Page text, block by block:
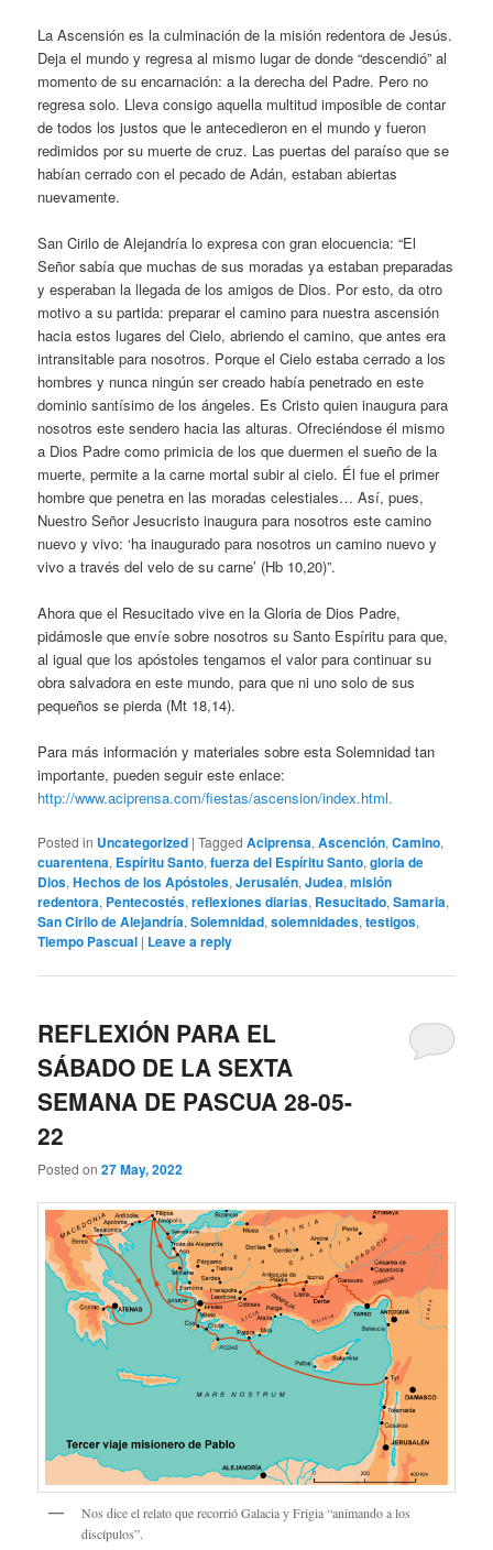
La Ascensión es la culminación de la misión redentora de Jesús.
Deja el mundo y regresa al mismo lugar de donde “descendió” al
momento de su encarnación: a la derecha del Padre. Pero no
regresa solo. Lleva consigo aquella multitud imposible de contar
de todos los justos que le antecedieron en el mundo y fueron
redimidos por su muerte de cruz. Las puertas del paraíso que se
habían cerrado con el pecado de Adán, estaban abiertas
nuevamente.
San Cirilo de Alejandría lo expresa con gran elocuencia: “El
Señor sabía que muchas de sus moradas ya estaban preparadas
y esperaban la llegada de los amigos de Dios. Por esto, da otro
motivo a su partida: preparar el camino para nuestra ascensión
hacia estos lugares del Cielo, abriendo el camino, que antes era
intransitable para nosotros. Porque el Cielo estaba cerrado a los
hombres y nunca ningún ser creado había penetrado en este
dominio santísimo de los ángeles. Es Cristo quien inaugura para
nosotros este sendero hacia las alturas. Ofreciéndose él mismo
a Dios Padre como primicia de los que duermen el sueño de la
muerte, permite a la carne mortal subir al cielo. Él fue el primer
hombre que penetra en las moradas celestiales… Así, pues,
Nuestro Señor Jesucristo inaugura para nosotros este camino
nuevo y vivo: ‘ha inaugurado para nosotros un camino nuevo y
vivo a través del velo de su carne’ (Hb 10,20)”.
Ahora que el Resucitado vive en la Gloria de Dios Padre,
pidámosle que envíe sobre nosotros su Santo Espíritu para que,
al igual que los apóstoles tengamos el valor para continuar su
obra salvadora en este mundo, para que ni uno solo de sus
pequeños se pierda (Mt 18,14).
Para más información y materiales sobre esta Solemnidad tan
importante, pueden seguir este enlace:
http://www.aciprensa.com/fiestas/ascension/index.html.
Posted in Uncategorized |Tagged Aciprensa,Ascención,Camino,
cuarentena, Espíritu Santo,fuerza del Espíritu Santo,gloria de
Dios,Hechos de los Apóstoles,Jerusalén,Judea,misión
redentora, Pentecostés,reflexiones diarias, Resucitado,Samaria,
San Cirilo de Alejandría,Solemnidad,solemnidades,testigos,
Tiempo Pascual | Leave a reply
REFLEXIÓN PARA EL
SÁBADO DE LA SEXTA
SEMANA DE PASCUA 28-05-
22
Posted on27 May, 2022
Nos dice el relato que recorrió Galacia y Frigia “animando a los
discípulos”.